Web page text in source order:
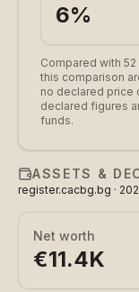
6%
Compared with
this comparison
no declared price
declared figures
funds.
ASSETS &
register.cacbg.bg ·
Net worth
€11.4K